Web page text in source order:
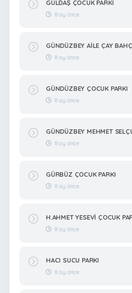
GÜLDAŞ ÇOCUK PARKI
8 ay önce
GÜNDÜZBEY AİLE ÇAY
8 ay önce
GÜNDÜZBEY ÇOCUK PARKI
8 ay önce
GÜNDÜZBEY MEHMET
8 ay önce
GÜRBÜZ ÇOCUK PARKI
8 ay önce
H.AHMET YESEVİ ÇOCUK
8 ay önce
HACI SUCU PARKI
8 ay önce